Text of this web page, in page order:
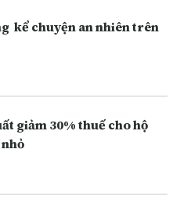
kể chuyện an nhiên trên
giảm 30% thuế cho hộ